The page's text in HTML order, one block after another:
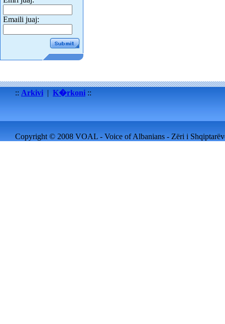
Emaili juaj:
:: Arkivi | K�rkoni ::
Copyright © 2008 VOAL - Voice of Albanians - Zëri i